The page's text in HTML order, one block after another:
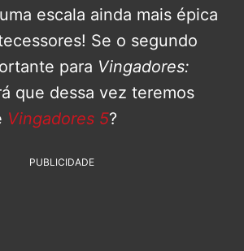
escala ainda mais épica
Se o segundo
para Vingadores:
que dessa vez teremos
Vingadores 5?
PUBLICIDADE